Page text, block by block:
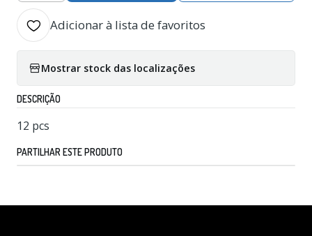
Adicionar à lista de favoritos
Mostrar stock das localizações
DESCRIÇÃO
12 pcs
PARTILHAR ESTE PRODUTO